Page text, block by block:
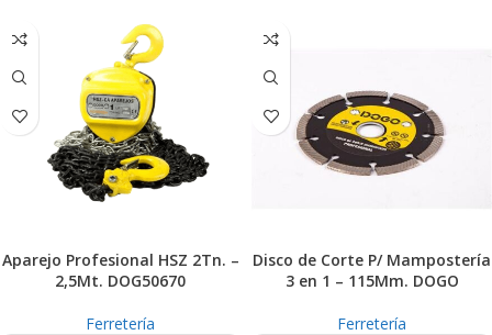
Aparejo Profesional HSZ 2Tn. –
2,5Mt. DOG50670
Ferretería
Disco de Corte P/ Mampostería
3 en 1 – 115Mm. DOGO
Ferretería